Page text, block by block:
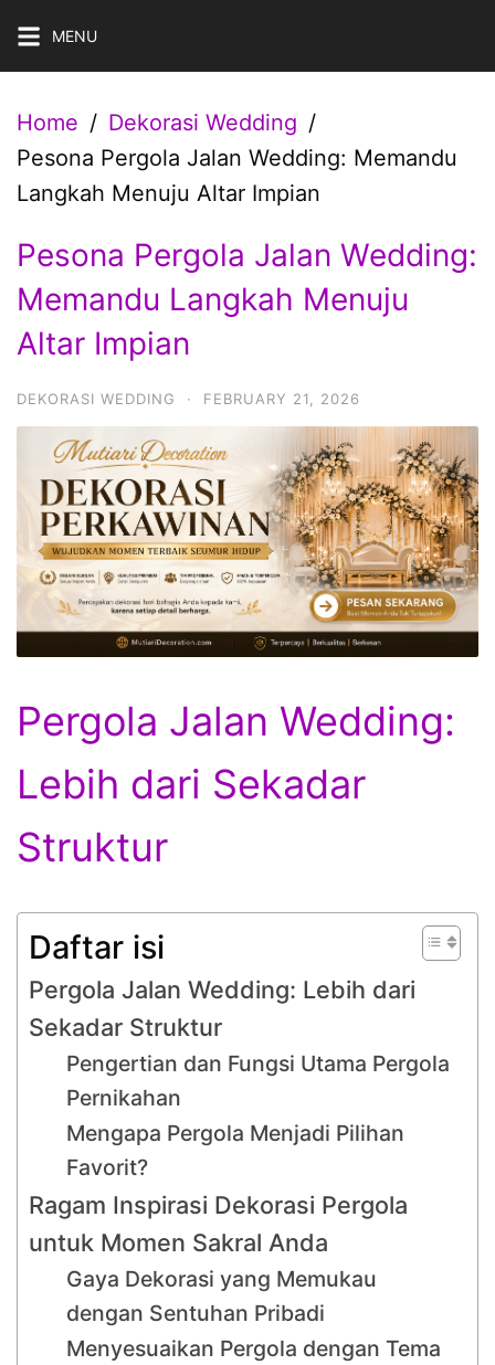
Skip
MENU
Home
Dekorasi Wedding
Pesona Pergola Jalan Wedding: Memandu
Langkah Menuju Altar Impian
Pesona Pergola Jalan Wedding:
Memandu Langkah Menuju
Altar Impian
DEKORASI WEDDING · FEBRUARY 21, 2026
Pergola Jalan Wedding:
Lebih dari Sekadar
Struktur
Daftar isi
Pergola Jalan Wedding: Lebih dari
Sekadar Struktur
Pengertian dan Fungsi Utama Pergola
Pernikahan
Mengapa Pergola Menjadi Pilihan
Favorit?
Ragam Inspirasi Dekorasi Pergola
untuk Momen Sakral Anda
Gaya Dekorasi yang Memukau
dengan Sentuhan Pribadi
Menyesuaikan Pergola dengan Tema